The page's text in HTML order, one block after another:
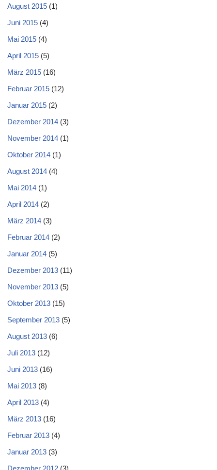
August 2015 (1)
Juni 2015 (4)
Mai 2015 (4)
April 2015 (5)
März 2015 (16)
Februar 2015 (12)
Januar 2015 (2)
Dezember 2014 (3)
November 2014 (1)
Oktober 2014 (1)
August 2014 (4)
Mai 2014 (1)
April 2014 (2)
März 2014 (3)
Februar 2014 (2)
Januar 2014 (5)
Dezember 2013 (11)
November 2013 (5)
Oktober 2013 (15)
September 2013 (5)
August 2013 (6)
Juli 2013 (12)
Juni 2013 (16)
Mai 2013 (8)
April 2013 (4)
März 2013 (16)
Februar 2013 (4)
Januar 2013 (3)